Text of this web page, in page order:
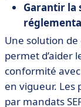
Garantir la
Une solution
permet d’aider
conformité
en vigueur. Les
par mandats